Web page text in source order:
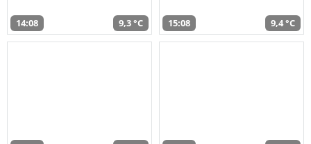
14:08 9,3 °C 15:08 9,4 °C